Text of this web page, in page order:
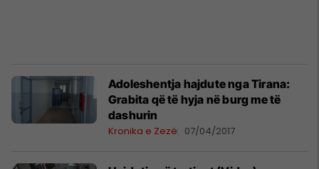
Adoleshentja hajdute nga Tirana:
Grabita që të hyja në burg me të
dashurin
Kronika e Zezë 07/04/2017